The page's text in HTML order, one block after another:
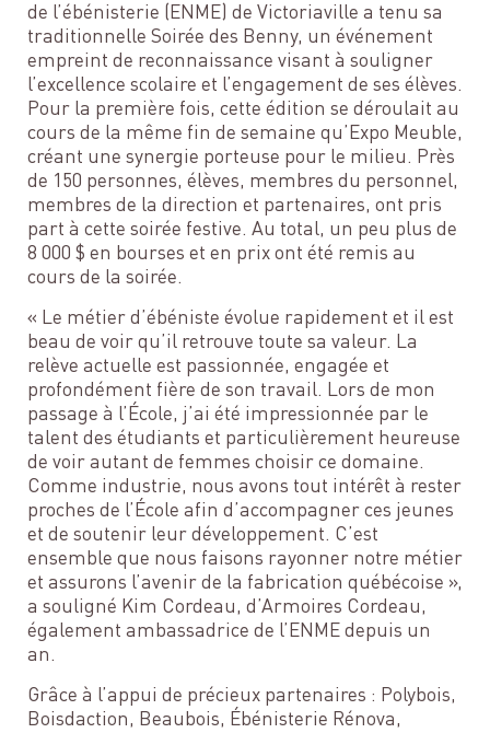
de l’ébénisterie (ENME) de Victoriaville a tenu sa
traditionnelle Soirée des Benny, un événement
empreint de reconnaissance visant à souligner
l’excellence scolaire et l’engagement de ses élèves.
Pour la première fois, cette édition se déroulait au
cours de la même fin de semaine qu’Expo Meuble,
créant une synergie porteuse pour le milieu. Près
de 150 personnes, élèves, membres du personnel,
membres de la direction et partenaires, ont pris
part à cette soirée festive. Au total, un peu plus de
8 000 $ en bourses et en prix ont été remis au
cours de la soirée.
« Le métier d’ébéniste évolue rapidement et il est
beau de voir qu’il retrouve toute sa valeur. La
relève actuelle est passionnée, engagée et
profondément fière de son travail. Lors de mon
passage à l’École, j’ai été impressionnée par le
talent des étudiants et particulièrement heureuse
de voir autant de femmes choisir ce domaine.
Comme industrie, nous avons tout intérêt à rester
proches de l’École afin d’accompagner ces jeunes
et de soutenir leur développement. C’est
ensemble que nous faisons rayonner notre métier
et assurons l’avenir de la fabrication québécoise »,
a souligné Kim Cordeau, d’Armoires Cordeau,
également ambassadrice de l’ENME depuis un
an.
Grâce à l’appui de précieux partenaires : Polybois,
Boisdaction, Beaubois, Ébénisterie Rénova,